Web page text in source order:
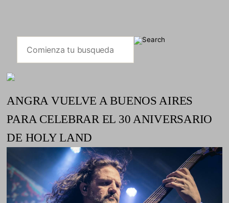
ANGRA VUELVE A BUENOS AIRES
PARA CELEBRAR EL 30 ANIVERSARIO
DE HOLY LAND